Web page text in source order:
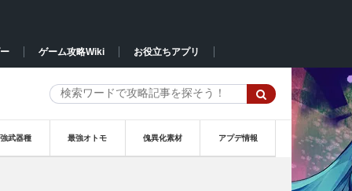
ゲーム攻略Wiki お役立ちアプリ
武器種 最強オトモ 傀異化素材 アプデ情報